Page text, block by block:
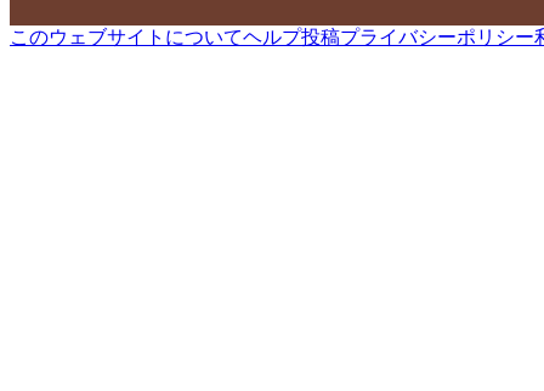
このウェブサイトについてヘルプ投稿プライバシーポリシー